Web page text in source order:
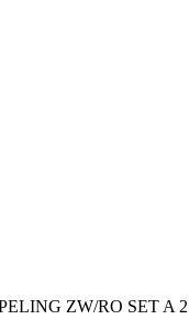
ZW/RO SET A 2